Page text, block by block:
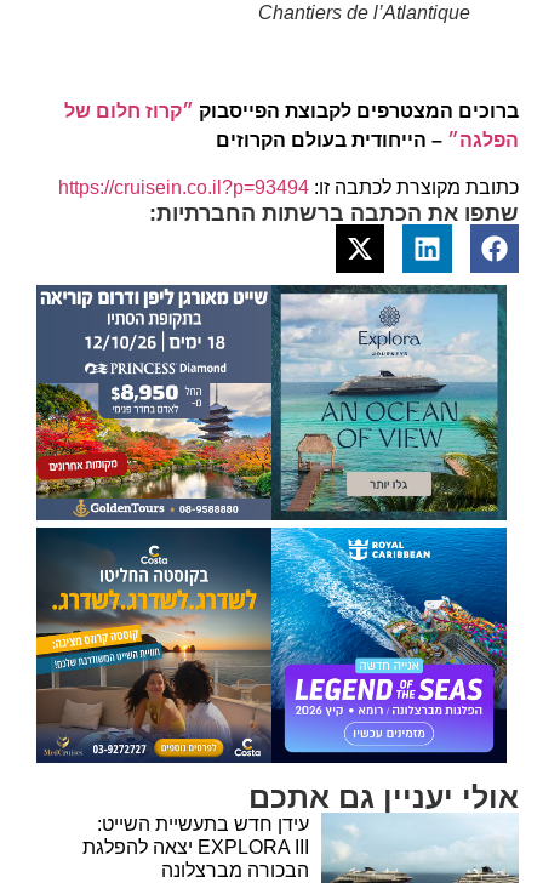
Chantiers de l’Atlantique
ברוכים המצטרפים לקבוצת הפייסבוק״קרוז חלום של
הפלגה״– הייחודית בעולם הקרוזים
כתובת מקוצרת לכתבה זו: https://cruisein.co.il?p=93494
שתפו את הכתבה ברשתות החברתיות:
אולי יעניין גם אתכם
עידן חדש בתעשיית השייט:
EXPLORA III יצאה להפלגת
הבכורה מברצלונה